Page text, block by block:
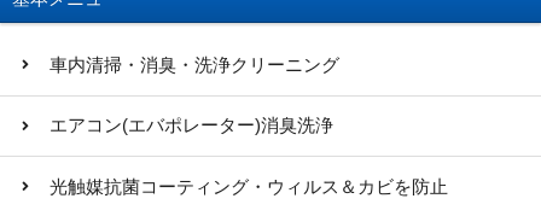
車内清掃・消臭・洗浄クリーニング
エアコン(エバポレーター)消臭洗浄
光触媒抗菌コーティング・ウィルス＆カビを防止